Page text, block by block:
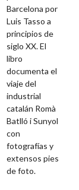
Barcelona por
Luis Tasso a
principios de
siglo XX. El
libro
documenta el
viaje del
industrial
catalán Romà
Batlló i Sunyol
con
fotografías y
extensos pies
de foto.